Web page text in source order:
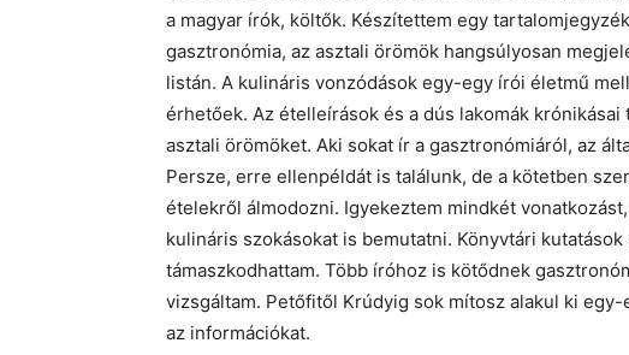
a magyar írók, költők. Készítettem egy
gasztronómia, az asztali örömök hangsúlyosan
listán. A kulináris vonzódások egy-egy írói életmű
érhetőek. Az ételleírások és a dús lakomák
asztali örömöket. Aki sokat ír a gasztronómiáról, az
Persze, erre ellenpéldát is találunk, de a kötetben
ételekről álmodozni. Igyekeztem mindkét
kulináris szokásokat is bemutatni. Könyvtári
támaszkodhattam. Több íróhoz is kötődnek
vizsgáltam. Petőfitől Krúdyig sok mítosz alakul ki
az információkat.